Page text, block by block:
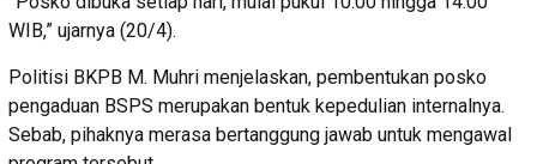
WIB,” ujarnya (20/4).
Politisi BKPB M. Muhri menjelaskan, pembentukan posko
pengaduan BSPS merupakan bentuk kepedulian internalnya.
Sebab, pihaknya merasa bertanggung jawab untuk mengawal